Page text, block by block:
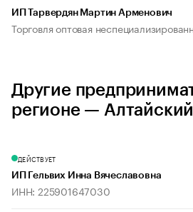
ИП Тарвердян Мартин Арменович
Торговля оптовая
Другие
регионе —
ДЕЙСТВУЕТ
ИП Гельвих Инна Вячеславовна
ИНН: 225901647030